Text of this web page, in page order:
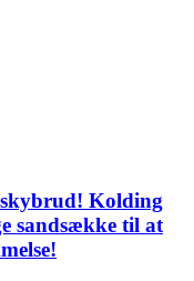
Kolding
sandsække til at